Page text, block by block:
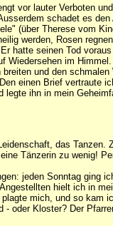
vor lauter Verboten
schadet es
(über Therese vom
werden, Rosen
hatte seinen Tod
Wiedersehen im Himmel.
und den
einen Brief vertraute
ihn in mein
das Tanzen.
Tänzerin zu wenig!
jeden Sonntag ging
hielt ich in
mich, und so kam
oder Kloster? Der